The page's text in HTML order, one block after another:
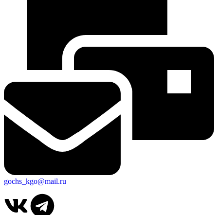
gochs_kgo@mail.ru